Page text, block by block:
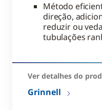
Método
direção,
reduzir ou
tubulações
Ver detalhes do
Grinnell